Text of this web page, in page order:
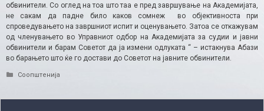
обвинители. Со оглед на тоа што таа е пред завршување на Академијата,
не сакам да падне било каков сомнеж во објективноста при
спроведувањето на завршниот испит и оценувањето. Затоа се откажувам
од членувањето во Управниот одбор на Академијата за судии и јавни
обвинители и барам Советот да ја измени одлуката “ – истакнува Абази
во барањето што ќе го достави до Советот на јавните обвинители.
Categories
Соопштенија